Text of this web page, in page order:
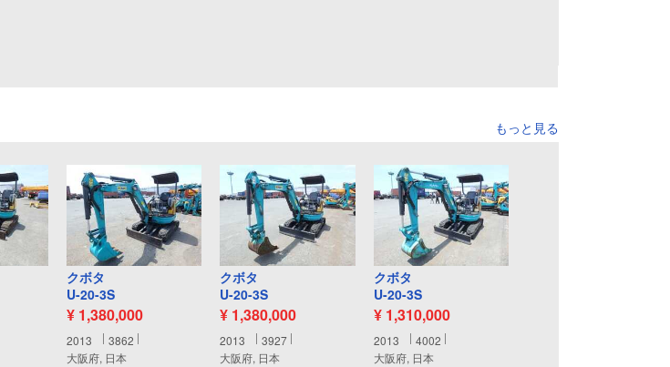
もっと見る
クボタ
U-20-3S
¥ 1,380,000
2013
3862
大阪府, 日本
クボタ
U-20-3S
¥ 1,380,000
2013
3927
大阪府, 日本
クボタ
U-20-3S
¥ 1,310,000
2013
4002
大阪府, 日本